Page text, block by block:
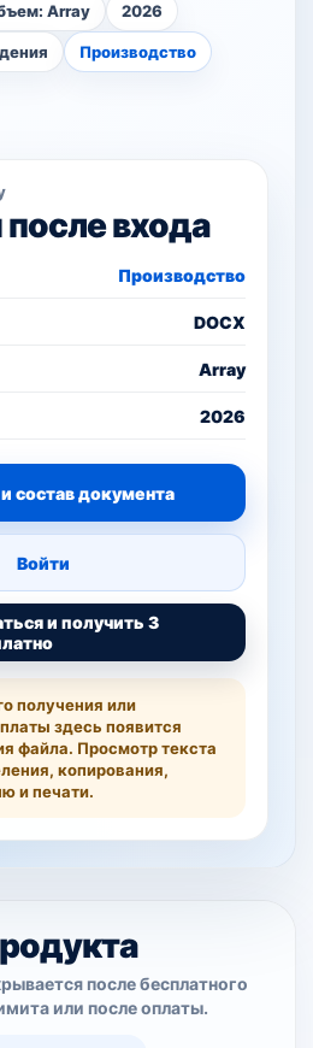
Array 2026
Производство
входа
Производство
DOCX
Array
2026
состав документа
Войти
и получить 3
получения или
здесь появится
файла. Просмотр текста
копирования,
и печати.
после бесплатного
или после оплаты.